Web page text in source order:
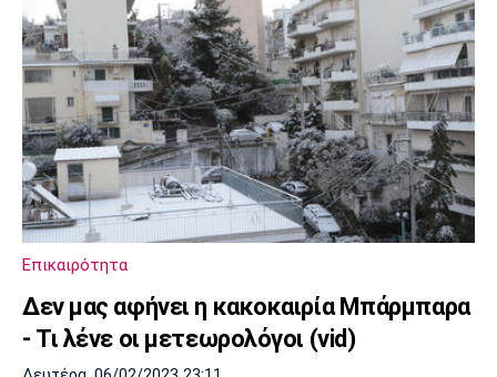
Επικαιρότητα
Δεν μας αφήνει η κακοκαιρία Μπάρμπαρα
- Τι λένε οι μετεωρολόγοι (vid)